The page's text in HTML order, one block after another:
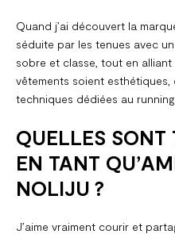
Quand j’ai découvert la
séduite par les tenues avec
sobre et classe, tout en
vêtements soient esthétiques,
techniques dédiées au running.
QUELLES SONT
EN TANT
NOLIJU ?
J’aime vraiment courir et